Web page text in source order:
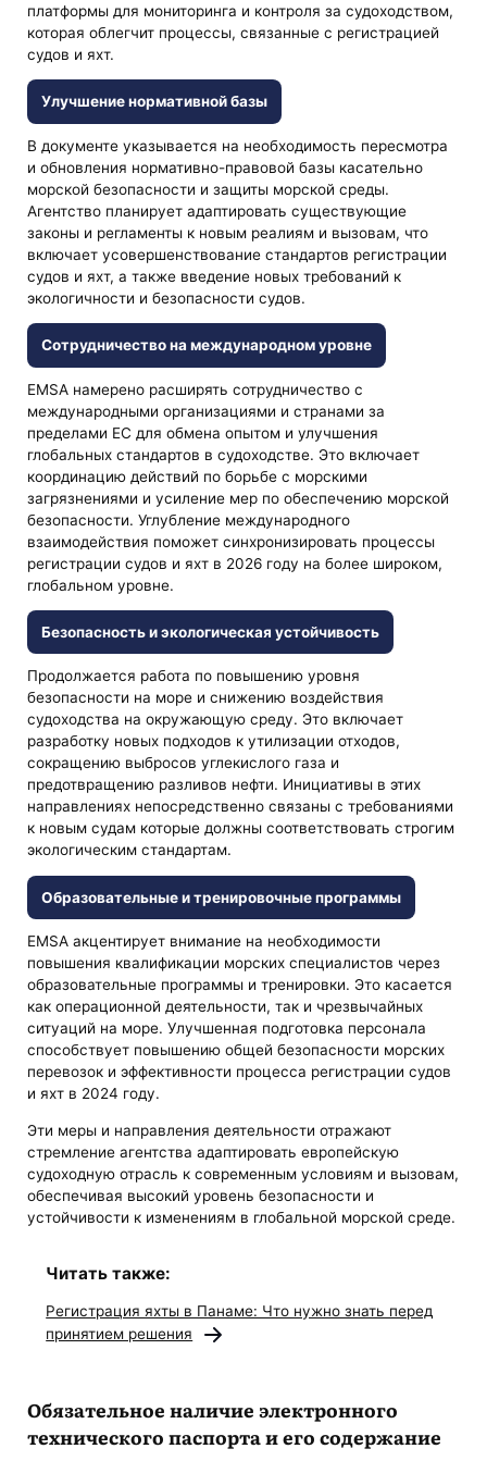
платформы для мониторинга и контроля за судоходством,
которая облегчит процессы, связанные с регистрацией
судов и яхт.
Улучшение нормативной базы
В документе указывается на необходимость пересмотра
и обновления нормативно-правовой базы касательно
морской безопасности и защиты морской среды.
Агентство планирует адаптировать существующие
законы и регламенты к новым реалиям и вызовам, что
включает усовершенствование стандартов регистрации
судов и яхт, а также введение новых требований к
экологичности и безопасности судов.
Сотрудничество на международном уровне
EMSA намерено расширять сотрудничество с
международными организациями и странами за
пределами ЕС для обмена опытом и улучшения
глобальных стандартов в судоходстве. Это включает
координацию действий по борьбе с морскими
загрязнениями и усиление мер по обеспечению морской
безопасности. Углубление международного
взаимодействия поможет синхронизировать процессы
регистрации судов и яхт в 2026 году на более широком,
глобальном уровне.
Безопасность и экологическая устойчивость
Продолжается работа по повышению уровня
безопасности на море и снижению воздействия
судоходства на окружающую среду. Это включает
разработку новых подходов к утилизации отходов,
сокращению выбросов углекислого газа и
предотвращению разливов нефти. Инициативы в этих
направлениях непосредственно связаны с требованиями
к новым судам которые должны соответствовать строгим
экологическим стандартам.
Образовательные и тренировочные программы
EMSA акцентирует внимание на необходимости
повышения квалификации морских специалистов через
образовательные программы и тренировки. Это касается
как операционной деятельности, так и чрезвычайных
ситуаций на море. Улучшенная подготовка персонала
способствует повышению общей безопасности морских
перевозок и эффективности процесса регистрации судов
и яхт в 2024 году.
Эти меры и направления деятельности отражают
стремление агентства адаптировать европейскую
судоходную отрасль к современным условиям и вызовам,
обеспечивая высокий уровень безопасности и
устойчивости к изменениям в глобальной морской среде.
Читать также:
Регистрация яхты в Панаме: Что нужно знать перед
принятием решения
Обязательное наличие электронного
технического паспорта и его содержание